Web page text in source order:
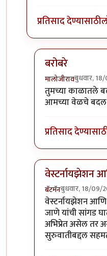
प्रतिसाद देण्यासाठी
बरोबरे
मालोजीरावबुधवार,
In reply toहेच
तुमच्या काळातले
आमच्या वेळचे बदल
प्रतिसाद
वेस्टर्नायझेशन
बॅटमॅनबुधवार, 18/09/
In reply toहेच
वेस्टर्नायझेशन
जाणे यांची सांगड
अभिप्रेत असेल तर
सुरुवातीबद्दल